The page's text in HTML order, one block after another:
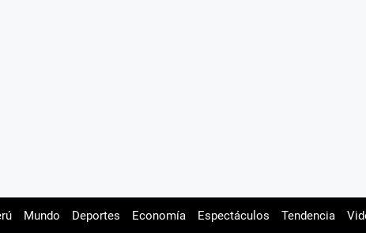
Mundo Deportes Economía Espectáculos Tendencia